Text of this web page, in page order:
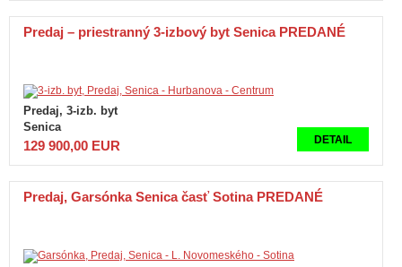
Predaj – priestranný 3-izbový byt Senica PREDANÉ
Predaj, 3-izb. byt
Senica
129 900,00 EUR DETAIL
Predaj, Garsónka Senica časť Sotina PREDANÉ